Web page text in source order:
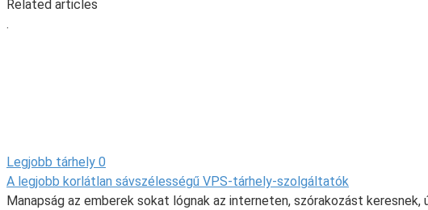
Related articles
.
Legjobb tárhely 0
A legjobb korlátlan sávszélességű VPS-tárhely-szolgáltatók
Manapság az emberek sokat lógnak az interneten, szórakozást keresnek,